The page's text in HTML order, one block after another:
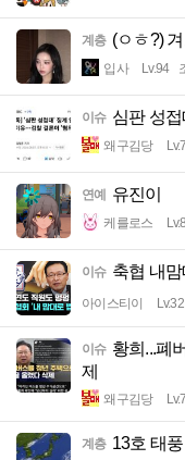
계층 (ㅇㅎ?)
입사 Lv.94
이슈 심판 성
왜구김당
연예 유진이
케를로스
이슈 축협 내
아이스티이 Lv.32
이슈 황희...폐
제
왜구김당
계층 13호 태